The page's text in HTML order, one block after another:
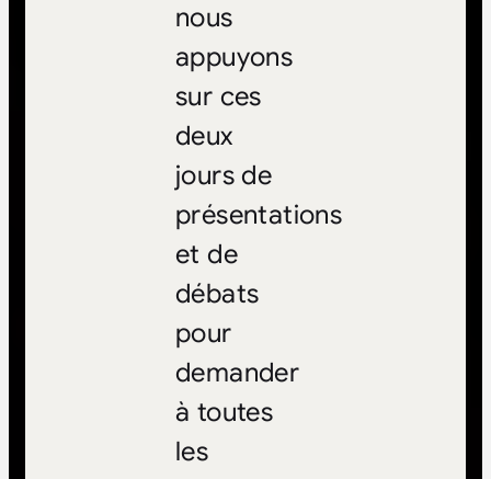
nous
appuyons
sur ces
deux
jours de
présentations
et de
débats
pour
demander
à toutes
les